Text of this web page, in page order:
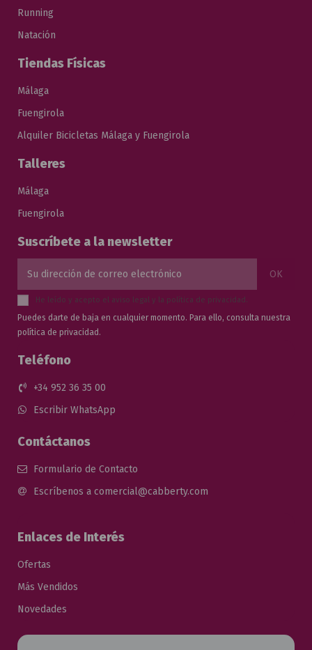
Running
Natación
Tiendas Físicas
Málaga
Fuengirola
Alquiler Bicicletas Málaga y Fuengirola
Talleres
Málaga
Fuengirola
Suscríbete a la newsletter
He leído y acepto el aviso legal y la política de privacidad.
Puedes darte de baja en cualquier momento. Para ello, consulta nuestra
política de privacidad.
Teléfono
+34 952 36 35 00
Escribir WhatsApp
Contáctanos
Formulario de Contacto
Escríbenos a comercial@cabberty.com
Enlaces de Interés
Ofertas
Más Vendidos
Novedades